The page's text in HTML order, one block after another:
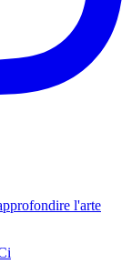
l'arte